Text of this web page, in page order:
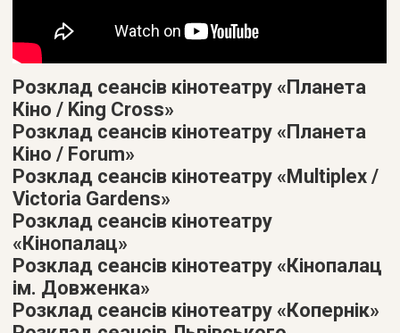
Розклад сеансів кінотеатру «Планета
Кіно / King Cross»
Розклад сеансів кінотеатру «Планета
Кіно / Forum»
Розклад сеансів кінотеатру «Multiplex /
Victoria Gardens»
Розклад сеансів кінотеатру
«Кінопалац»
Розклад сеансів кінотеатру «Кінопалац
ім. Довженка»
Розклад сеансів кінотеатру «Копернік»